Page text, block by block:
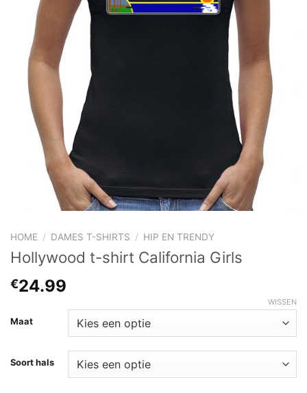
HOME / DAMES T-SHIRTS / HIP EN TRENDY
Hollywood t-shirt California Girls
€24.99
Maat
Soort hals
WISSEN